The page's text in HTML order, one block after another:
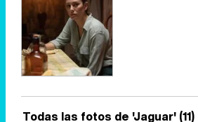
Todas las fotos de 'Jaguar' (11)